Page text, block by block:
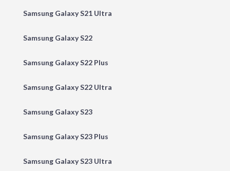
Samsung Galaxy S21 Ultra
Samsung Galaxy S22
Samsung Galaxy S22 Plus
Samsung Galaxy S22 Ultra
Samsung Galaxy S23
Samsung Galaxy S23 Plus
Samsung Galaxy S23 Ultra